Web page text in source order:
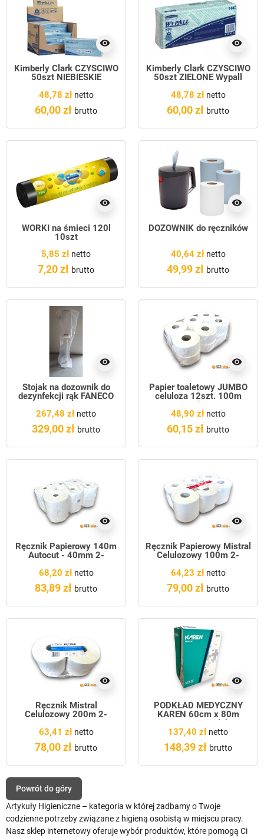
visibility
Kimberly Clark CZYŚCIWO
50szt NIEBIESKIE
48,78 złnetto
60,00 zł brutto
visibility
Kimberly Clark CZYŚCIWO
50szt ZIELONE Wypall
48,78 złnetto
60,00 zł brutto
visibility
WORKI na śmieci 120l
10szt
5,85 zł netto
7,20 zł brutto
visibility
DOZOWNIK do ręczników
40,64 złnetto
49,99 zł brutto
visibility
Stojak na dozownik do
dezynfekcji rąk FANECO
267,48 zł netto
329,00 zł brutto
visibility
Papier toaletowy JUMBO
celuloza 12szt. 100m
rolka
48,90 złnetto
60,15 zł brutto
visibility
Ręcznik Papierowy 140m
Autocut - 40mm 2-
68,20 złnetto
83,89 zł brutto
visibility
Ręcznik Papierowy Mistral
Celulozowy 100m 2-
64,23 złnetto
79,00 zł brutto
visibility
Ręcznik Mistral
Celulozowy 200m 2-
63,41 złnetto
78,00 zł brutto
visibility
PODKŁAD MEDYCZNY
KAREN 60cm x 80m
137,40 zł netto
148,39 zł brutto
Powrót do góry
Artykuły Higieniczne – kategoria w której zadbamy o Twoje
codzienne potrzeby związane z higieną osobistą w miejscu pracy.
Nasz sklep internetowy oferuje wybór produktów, które pomogą Ci